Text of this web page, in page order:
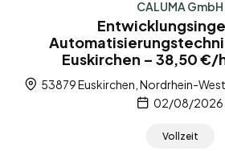
CALUMA GmbH
Euskirchen – 38,50 €/
53879 Euskirchen, Nordrhein-
02/08/2026
Vollzeit